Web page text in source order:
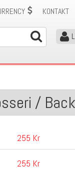
KONTAKT
/
255 Kr
255 Kr